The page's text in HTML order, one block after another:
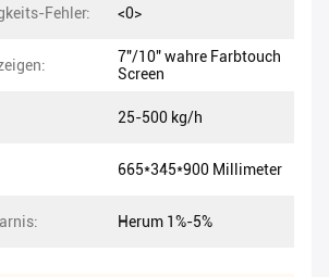
Fehler: <0>
7"/10" wahre Farbtouch
Screen
25-500 kg/h
665*345*900 Millimeter
Herum 1%-5%